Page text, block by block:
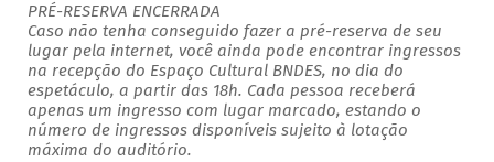
PRÉ-RESERVA ENCERRADA
Caso não tenha conseguido fazer a pré-reserva de seu
lugar pela internet, você ainda pode encontrar ingressos
na recepção do Espaço Cultural BNDES, no dia do
espetáculo, a partir das 18h. Cada pessoa receberá
apenas um ingresso com lugar marcado, estando o
número de ingressos disponíveis sujeito à lotação
máxima do auditório.